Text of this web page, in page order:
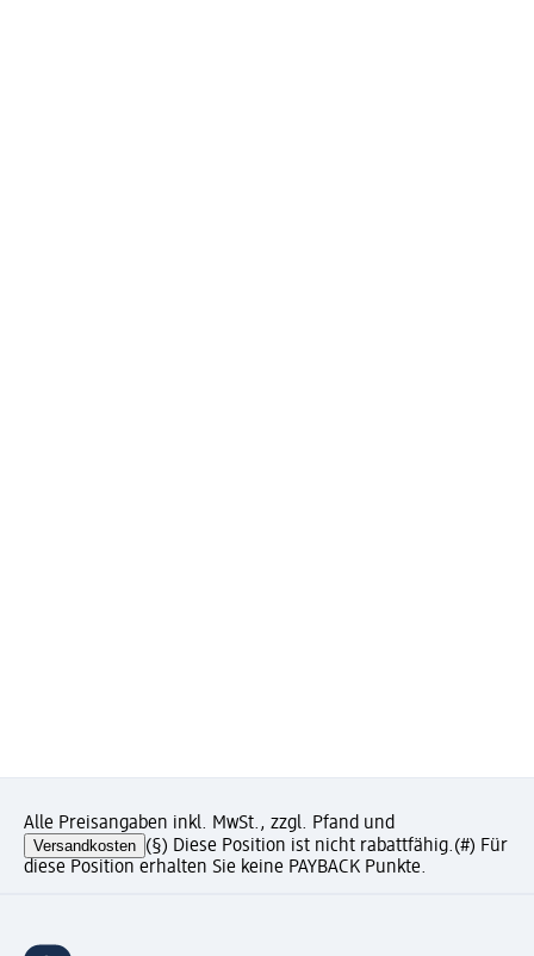
Alle Preisangaben inkl. MwSt., zzgl. Pfand und
Versandkosten (§) Diese Position ist nicht rabattfähig.(#) Für
diese Position erhalten Sie keine PAYBACK Punkte.